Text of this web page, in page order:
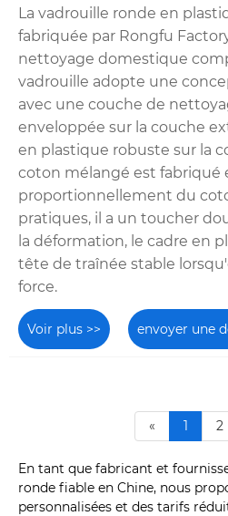
La vadrouille ronde en
fabriquée par Rongfu
nettoyage domestique
vadrouille adopte une
avec une couche de
enveloppée sur la couche
en plastique robuste sur la
coton mélangé est fabriqué
proportionnellement du
pratiques, il a un toucher
la déformation, le cadre en
tête de traînée stable
force.
Voir plus >> envoyer une
« 1 2
En tant que fabricant et
ronde fiable en Chine, nous
personnalisées et des tarifs